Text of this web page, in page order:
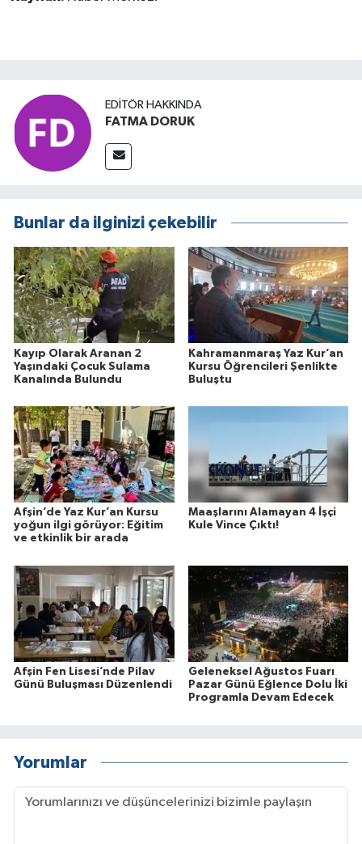
EDITÖR HAKKINDA
FATMA DORUK
Bunlar da ilginizi çekebilir
Kayıp Olarak Aranan 2
Yaşındaki Çocuk Sulama
Kanalında Bulundu
Kahramanmaraş Yaz Kur’an
Kursu Öğrencileri Şenlikte
Buluştu
Afşin’de Yaz Kur’an Kursu
yoğun ilgi görüyor: Eğitim
ve etkinlik bir arada
Maaşlarını Alamayan 4 İşçi
Kule Vince Çıktı!
Afşin Fen Lisesi’nde Pilav
Günü Buluşması Düzenlendi
Geleneksel Ağustos Fuarı
Pazar Günü Eğlence Dolu İki
Programla Devam Edecek
Yorumlar